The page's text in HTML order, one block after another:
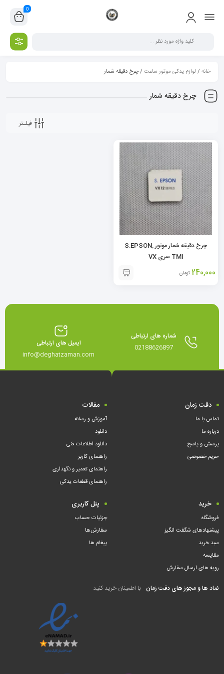
0
خانه/ لوازم یدکی موتور ساعت/ چرخ دقیقه شمار
چرخ دقیقه شمار
فیلـتر
چرخ دقیقه شمار موتور S.EPSON,
TMI سری VX
240,000 تومان
شماره های ارتباطی
02188626897
ایمیل های ارتباطی
info@deghatzaman.com
دقت زمان
تماس با ما
درباره ما
پرسش و پاسخ
حریم خصوصی
مقالات
آموزش و رسانه
دانلود
دانلود اطلاعات فنی
راهنمای کاربر
راهنمای تعمیر و نگهداری
راهنمای قطعات یدکی
خرید
فروشگاه
پیشنهادهای شگفت انگیز
سبد خرید
مقایسه
رویه های ارسال سفارش
پنل کاربری
جزئیات حساب
سفارش‌ها
پیغام ها
نماد ها و مجوز های دقت زمان با اطمینان خرید کنید